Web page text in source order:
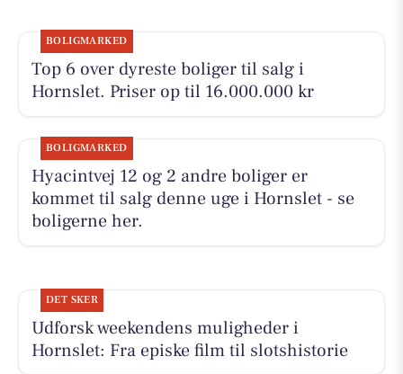
BOLIGMARKED
Top 6 over dyreste boliger til salg i
Hornslet. Priser op til 16.000.000 kr
BOLIGMARKED
Hyacintvej 12 og 2 andre boliger er
kommet til salg denne uge i Hornslet - se
boligerne her.
DET SKER
Udforsk weekendens muligheder i
Hornslet: Fra episke film til slotshistorie